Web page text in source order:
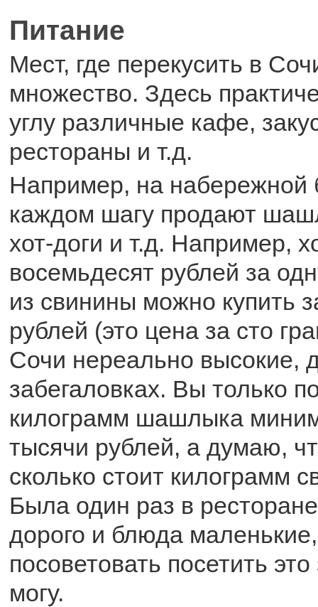
Питание
Мест, где перекусить в
множество. Здесь
углу различные кафе,
рестораны и т.д.
Например, на набережной
каждом шагу продают
хот-доги и т.д. Например,
восемьдесят рублей за
из свинины можно купить
рублей (это цена за сто
Сочи нереально высокие,
забегаловках. Вы только
килограмм шашлыка
тысячи рублей, а думаю,
сколько стоит килограмм
Была один раз в
дорого и блюда
посоветовать посетить
могу.